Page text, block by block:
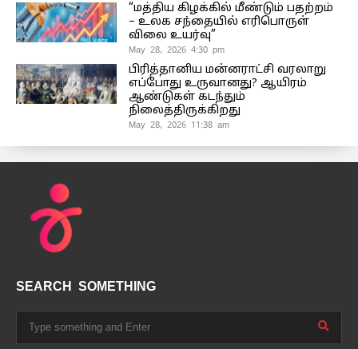
“மத்திய கிழக்கில் மீண்டும் பதற்றம்
– உலக சந்தையில் எரிபொருள்
விலை உயர்வு”
May 28, 2026 4:30 pm
பிரித்தானிய மன்னராட்சி வரலாறு
எப்போது உருவானது? ஆயிரம்
ஆண்டுகள் கடந்தும்
நிலைத்திருக்கிறது
May 28, 2026 11:38 am
SEARCH SOMETHING